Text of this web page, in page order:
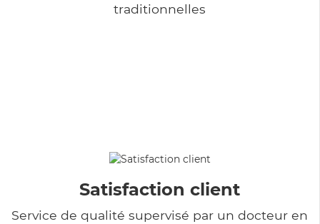
traditionnelles
Satisfaction client
Service de qualité supervisé par un docteur en